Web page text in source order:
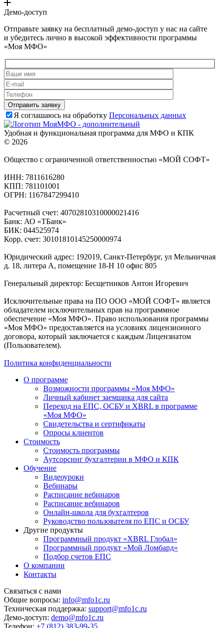
Демо-доступ
Отправьте заявку на бесплатный демо-доступ у нас на сайте
и убедитесь лично в высокой эффективности программы
«Моя МФО»
Я соглашаюсь на обработку Персональных данных
Удобная и функциональная программа для МФО и КПК
© 2026
Общество с ограниченной ответственностью «МОЙ СОФТ»
ИНН: 7811616280
КПП: 781101001
ОГРН: 1167847299410
Расчетный счет: 40702810310000021416
Банк: АО «ТБанк»
БИК: 044525974
Корр. счет: 30101810145250000974
Юридический адрес: 192019, Санкт-Петербург, ул Мельничная
д. 18, литера А, помещение 18-Н 10 офис 805
Генеральный директор: Бесщетников Антон Игоревич
Исключительные права на ПО ООО «МОЙ СОФТ» является
обладателем исключительных прав на программное
обеспечение «Моя МФО». Право использования программы
«Моя МФО» предоставляется на условиях лицензионного
договора, который заключается с каждым Лицензиатом
(Пользователем).
Политика конфиденциальности
О программе
Возможности программы «Моя МФО»
Личный кабинет заемщика для сайта
Переход на ЕПС, ОСБУ и XBRL в программе
«Моя МФО»
Свидетельства и сертификаты
Опросы клиентов
Стоимость
Стоимость программы
Аутсорсинг бухгалтерии в МФО и КПК
Обучение
Видеоуроки
Вебинары
Расписание вебинаров
Расписание вебинаров
Онлайн-школа для бухгалтеров
Руководство пользователя по ЕПС и ОСБУ
Другие продукты
Программный продукт «XBRL Глобал»
Программный продукт «Мой Ломбард»
Подбор счетов ЕПС
О компании
Контакты
Связаться с нами
Общие вопросы: info@mfo1c.ru
Техническая поддержка: support@mfo1c.ru
Демо-доступ: demo@mfo1c.ru
Телефон: +7 (812) 383-99-35